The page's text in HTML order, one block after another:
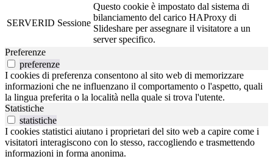
SERVERID Sessione
Questo cookie è impostato dal sistema di
bilanciamento del carico HAProxy di
Slideshare per assegnare il visitatore a un
server specifico.
Preferenze
preferenze
I cookies di preferenza consentono al sito web di memorizzare
informazioni che ne influenzano il comportamento o l'aspetto, quali
la lingua preferita o la località nella quale si trova l'utente.
Statistiche
statistiche
I cookies statistici aiutano i proprietari del sito web a capire come i
visitatori interagiscono con lo stesso, raccogliendo e trasmettendo
informazioni in forma anonima.